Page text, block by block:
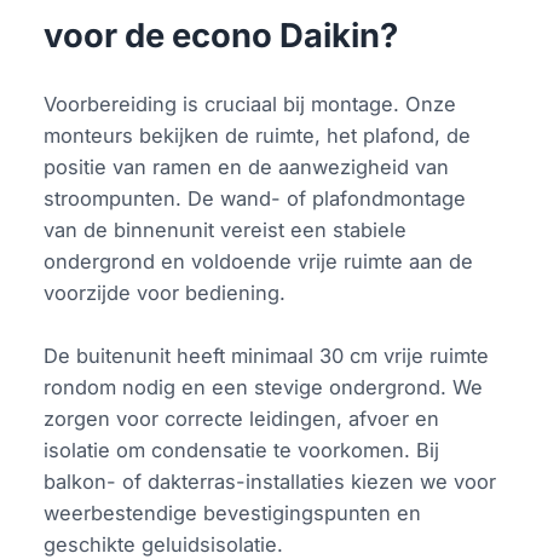
voor de econo Daikin?
Voorbereiding is cruciaal bij montage. Onze
monteurs bekijken de ruimte, het plafond, de
positie van ramen en de aanwezigheid van
stroompunten. De wand- of plafondmontage
van de binnenunit vereist een stabiele
ondergrond en voldoende vrije ruimte aan de
voorzijde voor bediening.
De buitenunit heeft minimaal 30 cm vrije ruimte
rondom nodig en een stevige ondergrond. We
zorgen voor correcte leidingen, afvoer en
isolatie om condensatie te voorkomen. Bij
balkon- of dakterras-installaties kiezen we voor
weerbestendige bevestigingspunten en
geschikte geluidsisolatie.